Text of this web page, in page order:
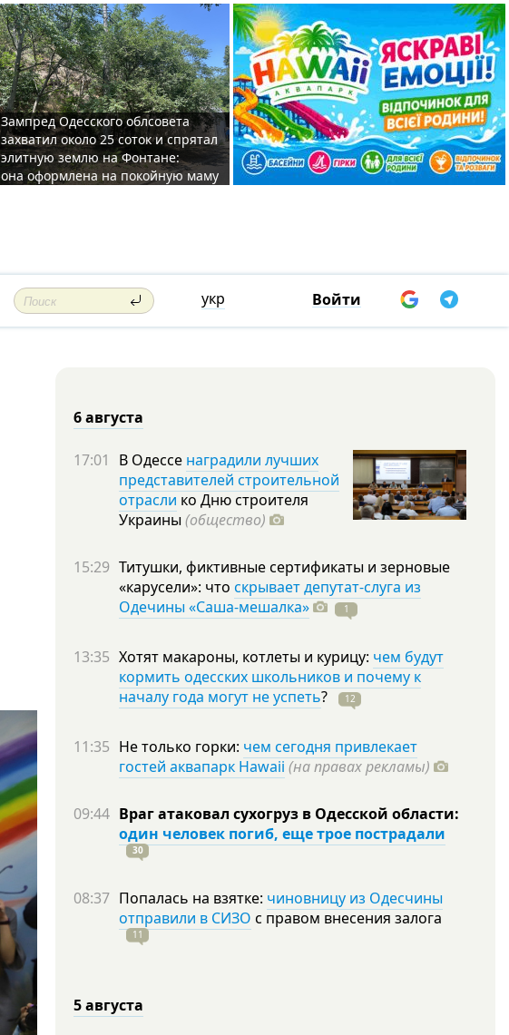
Зампред Одесского облсовета
захватил около 25 соток и спрятал
элитную землю на Фонтане:
она оформлена на покойную маму
укр Войти
6 августа
17:01 В Одессе наградили лучших
представителей строительной
отрасли ко Дню строителя
Украины (общество)
15:29 Титушки, фиктивные сертификаты и зерновые
«карусели»: что скрывает депутат-слуга из
Одечины «Саша-мешалка»
1
13:35 Хотят макароны, котлеты и курицу: чем будут
кормить одесских школьников и почему к
началу года могут не успеть? 12
11:35 Не только горки: чем сегодня привлекает
гостей аквапарк Hawaii (на правах рекламы)
09:44 Враг атаковал сухогруз в Одесской области:
один человек погиб, еще трое пострадали
30
08:37 Попалась на взятке: чиновницу из Одесчины
отправили в СИЗО с правом внесения залога
11
5 августа